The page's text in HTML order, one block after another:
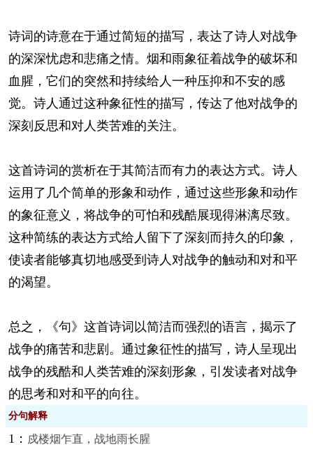
诗词的诗意在于通过简短的描写，表达了诗人对战争
的深深忧虑和悲痛之情。烟和雨象征着战争的破坏和
血腥，它们的突然和持续给人一种压抑和不安的感
觉。诗人通过这种象征性的描写，传达了他对战争的
深刻反思和对人类苦难的关注。
这首诗词的赏析在于其简洁而有力的表达方式。诗人
运用了几个简单的形象和动作，通过这些形象和动作
的象征意义，将战争的可怕和残酷展现得淋漓尽致。
这种简练的表达方式给人留下了深刻而持久的印象，
使读者能够真切地感受到诗人对战争的触动和对和平
的渴望。
总之，《句》这首诗词以简洁而强烈的语言，揭示了
战争的痛苦和悲剧。通过象征性的描写，诗人呈现出
战争的残酷和人类苦难的深刻形象，引发读者对战争
的思考和对和平的向往。
分句解释
1： 戍楼烟乍直，战地雨长腥